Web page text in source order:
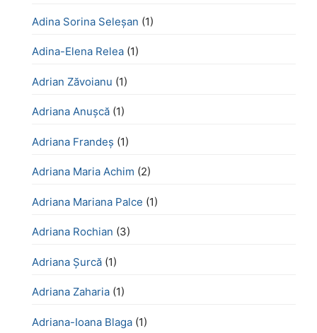
Adina Sorina Seleșan (1)
Adina-Elena Relea (1)
Adrian Zăvoianu (1)
Adriana Anușcă (1)
Adriana Frandeș (1)
Adriana Maria Achim (2)
Adriana Mariana Palce (1)
Adriana Rochian (3)
Adriana Șurcă (1)
Adriana Zaharia (1)
Adriana-Ioana Blaga (1)